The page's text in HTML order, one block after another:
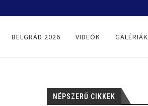
BELGRÁD 2026 VIDEÓK GALÉRIÁK
NÉPSZERŰ CIKKEK